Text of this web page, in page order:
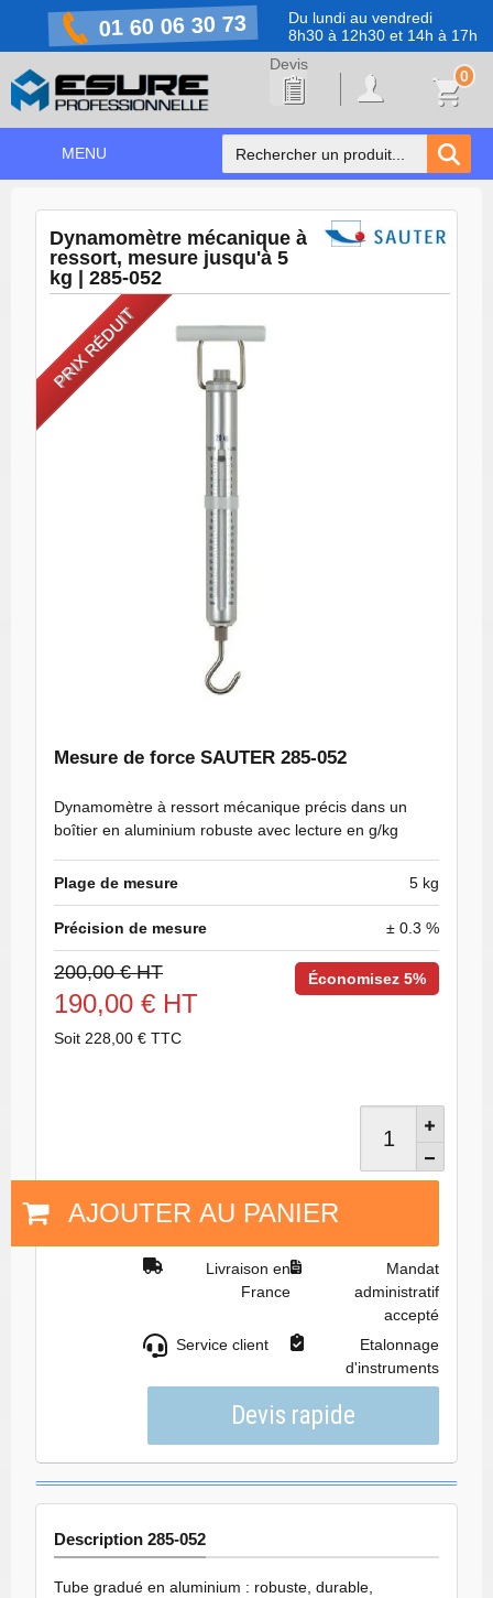
01 60 06 30 73
Du lundi au vendredi
8h30 à 12h30 et 14h à 17h
0
MENU
NOS PRODUITS
NOS MARQUES
NOS PROMOTIONS
PRÉVENTION COVID-19
CONTACT
Dynamomètre mécanique à
ressort, mesure jusqu'à 5
kg | 285-052
PRIX RÉDUIT
Mesure de force SAUTER 285-052
Dynamomètre à ressort mécanique précis dans un
boîtier en aluminium robuste avec lecture en g/kg
Plage de mesure 5 kg
Précision de mesure ± 0.3 %
Économisez 5%
200,00 € HT
190,00 € HT
Soit 228,00 € TTC
AJOUTER AU PANIER
Livraison en
France
Mandat
administratif
accepté
Service client
Etalonnage
d'instruments
Description 285-052
Tube gradué en aluminium : robuste, durable,